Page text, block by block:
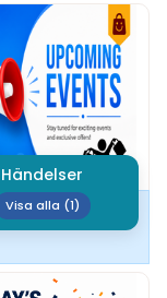
Händelser
Visa alla (1)